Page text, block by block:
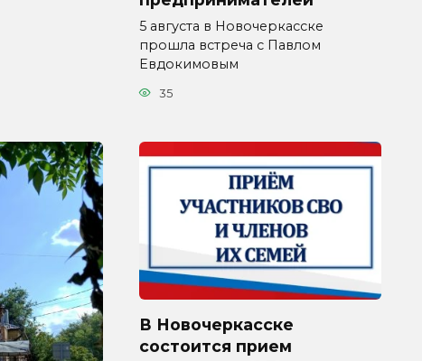
5 августа в Новочеркасске
прошла встреча с Павлом
Евдокимовым
35
В Новочеркасске
состоится прием